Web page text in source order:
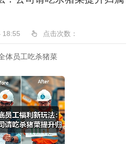
18:55 点击次数：
体员工吃杀猪菜